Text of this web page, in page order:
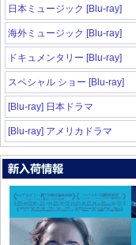
日本ミュージック [Blu-ray]
海外ミュージック [Blu-ray]
ドキュメンタリー [Blu-ray]
スペシャル ショー [Blu-ray]
[Blu-ray] 日本ドラマ
[Blu-ray] アメリカドラマ